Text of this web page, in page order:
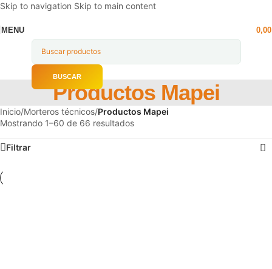
Skip to navigation Skip to main content
MENU
BUSCAR
Productos Mapei
Inicio/Morteros técnicos/Productos Mapei
Mostrando 1–60 de 66 resultados
Filtrar